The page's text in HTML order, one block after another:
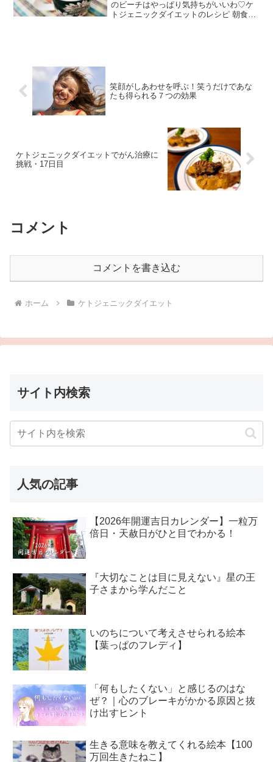
のビーチはやっぱり気持ちがいいわ♡ケ
トジェニックダイエットのレシピ 朝食・
笑顔がしあわせを呼ぶ！笑うだけであな
たも得られる７つの効果
ケトジェニックダイエットでがん治療に
挑戦・17日目
コメント
コメントを書き込む
ホーム ケトジェニックダイエット
サイト内検索
人気の記事
【2026年開運吉日カレンダー】一粒万
倍日・天赦日がひと目でわかる！
『大切なことは目に見えない』星の王
子さまから学んだこと
いのちについて考えさせられる絵本
【葉っぱのフレディ】
「何もしたくない」と感じるのはな
ぜ？｜心のブレーキがかかる原因と抜
け出すヒント
生きる意味を教えてくれる絵本【100
万回生きたねこ】